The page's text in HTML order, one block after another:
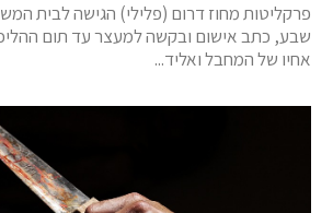
פרקליטות מחוז דרום (פלילי) הגישה לבית
שבע, כתב אישום ובקשה למעצר עד תום
אחיו של המחבל ואליד...